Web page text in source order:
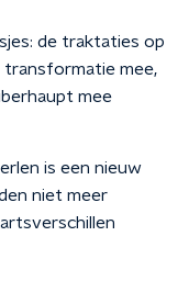
de traktaties op
transformatie mee,
mee
is een nieuw
niet meer